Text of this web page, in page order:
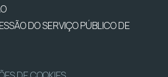
DO SERVIÇO PÚBLICO DE